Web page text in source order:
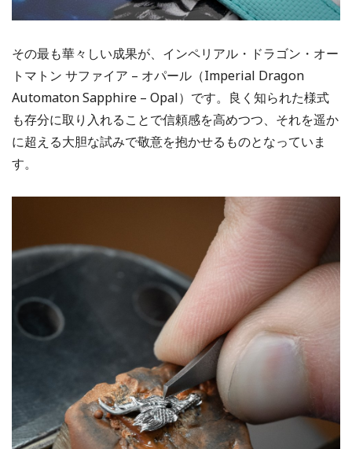
その最も華々しい成果が、インペリアル・ドラゴン・オー
トマトン サファイア – オパール（Imperial Dragon
Automaton Sapphire – Opal）です。良く知られた様式
も存分に取り入れることで信頼感を高めつつ、それを遥か
に超える大胆な試みで敬意を抱かせるものとなっていま
す。